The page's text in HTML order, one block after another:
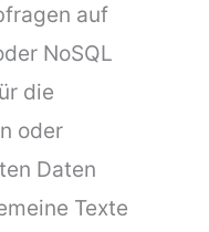
auf
NoSQL
die
oder
Daten
Texte